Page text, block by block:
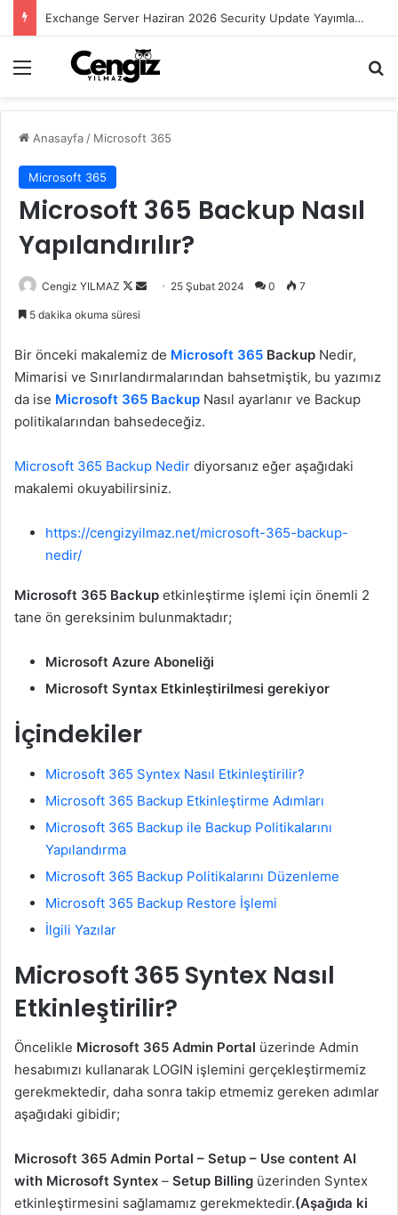
Exchange Server Haziran 2026 Security Update Yayımlandı
Menü
Anasayfa / Microsoft 365
Microsoft 365
Microsoft 365 Backup Nasıl
Yapılandırılır?
Cengiz YILMAZ
Follow
Bir
göndermek
25 Şubat 2024 0 7
5 dakika okuma süresi
Bir önceki makalemiz de Microsoft 365 Backup Nedir,
Mimarisi ve Sınırlandırmalarından bahsetmiştik, bu yazımız
da ise Microsoft 365 Backup Nasıl ayarlanır ve Backup
politikalarından bahsedeceğiz.
Microsoft 365 Backup Nedir diyorsanız eğer aşağıdaki
makalemi okuyabilirsiniz.
https://cengizyilmaz.net/microsoft-365-backup-
nedir/
Microsoft 365 Backup etkinleştirme işlemi için önemli 2
tane ön gereksinim bulunmaktadır;
Microsoft Azure Aboneliği
Microsoft Syntax Etkinleştirilmesi gerekiyor
İçindekiler
Microsoft 365 Syntex Nasıl Etkinleştirilir?
Microsoft 365 Backup Etkinleştirme Adımları
Microsoft 365 Backup ile Backup Politikalarını
Yapılandırma
Microsoft 365 Backup Politikalarını Düzenleme
Microsoft 365 Backup Restore İşlemi
İlgili Yazılar
Microsoft 365 Syntex Nasıl
Etkinleştirilir?
Öncelikle Microsoft 365 Admin Portal üzerinde Admin
hesabımızı kullanarak LOGIN işlemini gerçekleştirmemiz
gerekmektedir, daha sonra takip etmemiz gereken adımlar
aşağıdaki gibidir;
Microsoft 365 Admin Portal – Setup – Use content AI
with Microsoft Syntex – Setup Billing üzerinden Syntex
etkinleştirmesini sağlamamız gerekmektedir.(Aşağıda ki